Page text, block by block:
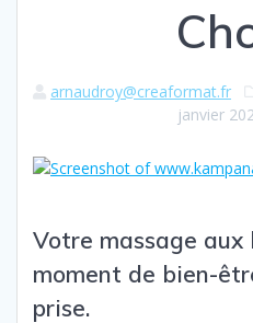
arnaudroy@creaformat.fr
janvier
Votre massage
moment de bien-
prise.